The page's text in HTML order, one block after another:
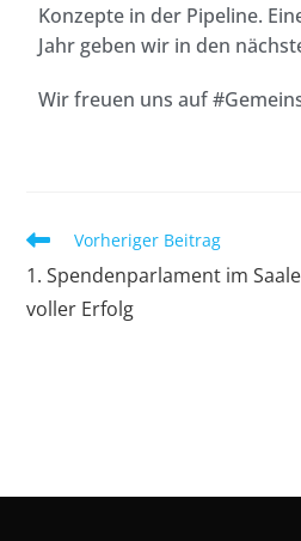
Konzepte in der Pipeline.
Jahr geben wir in den
Wir freuen uns auf
Vorheriger Beitrag
1. Spendenparlament im
voller Erfolg